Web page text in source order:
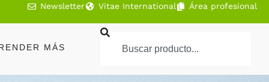
Newsletter Vitae International Área profesional
MÁS